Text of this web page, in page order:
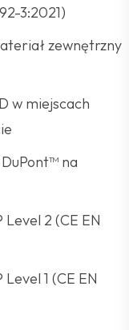
3:2021)
zewnętrzny
w miejscach
na
2 (CE EN
1 (CE EN